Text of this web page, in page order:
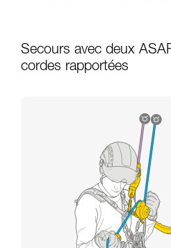
Secours avec deux
cordes rapportées